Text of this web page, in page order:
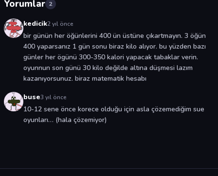
Yorumlar 2
kedicik2 yıl önce
bir günün her öğünlerini 400 ün üstüne çıkartmayın. 3 öğün
400 yaparsanız 1 gün sonu biraz kilo alıyor. bu yüzden bazı
günler her ögünü 300-350 kalori yapacak tabaklar verin.
oyunnun son günü 30 kilo değilde altına düşmesi lazım
kazanıyorsunuz. biraz matematik hesabı
buse3 yıl önce
10-12 sene önce korece olduğu için asla çözemediğim sue
oyunları… (hala çözemiyor)